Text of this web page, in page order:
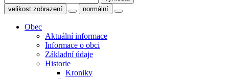
velikost zobrazení normální
Obec
Aktuální informace
Informace o obci
Základní údaje
Historie
Kroniky